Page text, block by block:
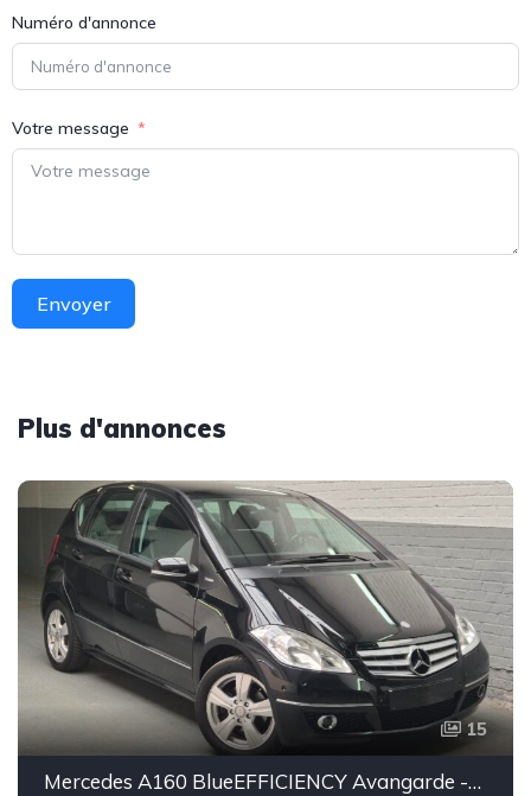
Numéro d'annonce
Votre message
Envoyer
Plus d'annonces
15
Mercedes A160 BlueEFFICIENCY Avangarde -essence euro 5-2010-106.000km-Top état -Garantie